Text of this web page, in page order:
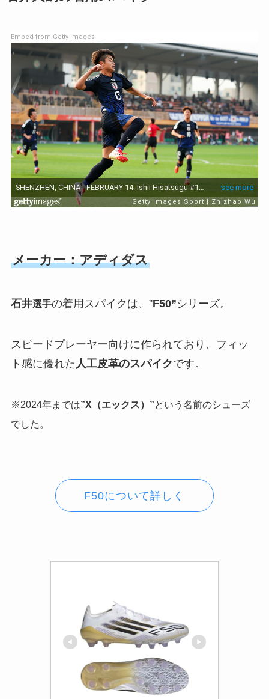
Embed from Getty Images
メーカー：アディダス
石井選手の着用スパイクは、”F50”シリーズ。
スピードプレーヤー向けに作られており、フィッ
ト感に優れた 人工皮革のスパイクです。
※2024年までは”X（エックス）”という名前のシューズ
でした。
F50について詳しく